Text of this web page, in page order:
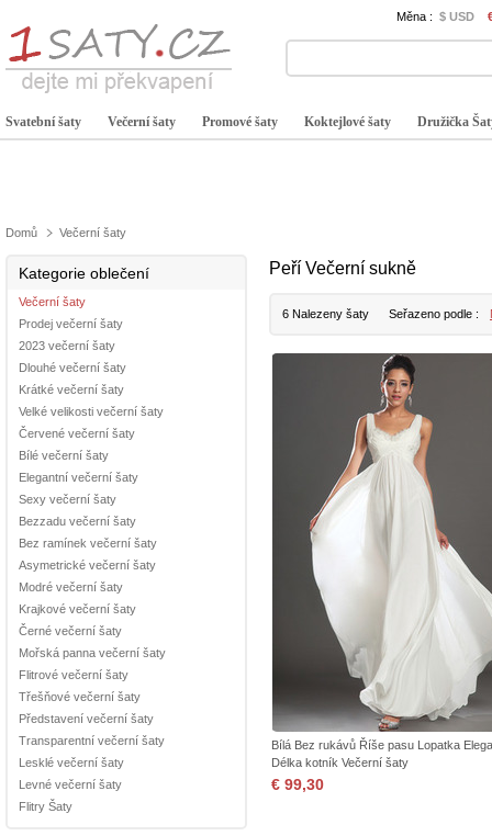
Měna : $ USD
Svatební šaty Večerní šaty Promové šaty Koktejlové šaty Družička
Domů Večerní šaty
Kategorie oblečení
Večerní šaty
Prodej večerní šaty
2023 večerní šaty
Dlouhé večerní šaty
Krátké večerní šaty
Velké velikosti večerní šaty
Červené večerní šaty
Bílé večerní šaty
Elegantní večerní šaty
Sexy večerní šaty
Bezzadu večerní šaty
Bez ramínek večerní šaty
Asymetrické večerní šaty
Modré večerní šaty
Krajkové večerní šaty
Černé večerní šaty
Mořská panna večerní šaty
Flitrové večerní šaty
Třešňové večerní šaty
Představení večerní šaty
Transparentní večerní šaty
Lesklé večerní šaty
Levné večerní šaty
Flitry Šaty
Peří Večerní sukně
6 Nalezeny šaty Seřazeno podle :
Bílá Bez rukávů Říše pasu Lopatka
Délka kotník Večerní šaty
€ 99,30